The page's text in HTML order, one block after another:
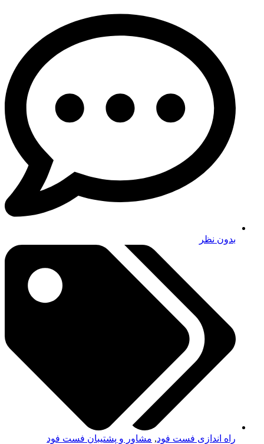
بدون نظر
راه اندازی فست فود, مشاور و پشتیبان فست فود